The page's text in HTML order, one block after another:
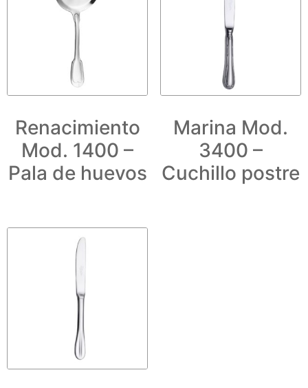
Renacimiento
Mod. 1400 –
Pala de huevos
Marina Mod.
3400 –
Cuchillo postre